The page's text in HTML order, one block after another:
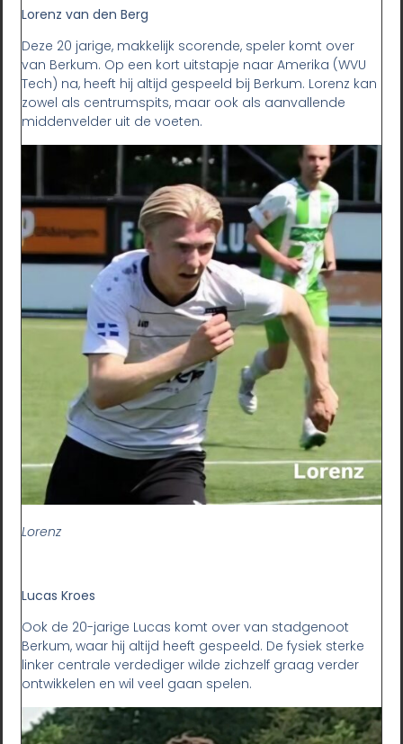
Lorenz van den Berg
Deze 20 jarige, makkelijk scorende, speler komt over
van Berkum. Op een kort uitstapje naar Amerika (WVU
Tech) na, heeft hij altijd gespeeld bij Berkum. Lorenz kan
zowel als centrumspits, maar ook als aanvallende
middenvelder uit de voeten.
Lorenz
Lucas Kroes
Ook de 20-jarige Lucas komt over van stadgenoot
Berkum, waar hij altijd heeft gespeeld. De fysiek sterke
linker centrale verdediger wilde zichzelf graag verder
ontwikkelen en wil veel gaan spelen.